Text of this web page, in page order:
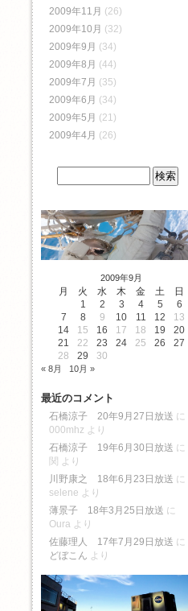
2009年11月 (26)
2009年10月 (32)
2009年9月 (34)
2009年8月 (44)
2009年7月 (35)
2009年6月 (34)
2009年5月 (21)
2009年4月 (26)
2009年9月
月 火 水 木 金 土
日
1
2 3 4 5
6
7
8 9 10 11 12
13
14
15 16 17 18 19
20
21
22 23 24 25 26
27
28
29 30
« 8月 10月 »
最近のコメント
石橋涼子 20年9月27日放送 に
000mhz より
石橋涼子 19年6月30日放送 に
関 より
川野康之 18年6月23日放送 に
selene より
薄景子 18年3月25日放送 に
Oura より
佐藤理人 17年7月29日放送 に
どぼこん より